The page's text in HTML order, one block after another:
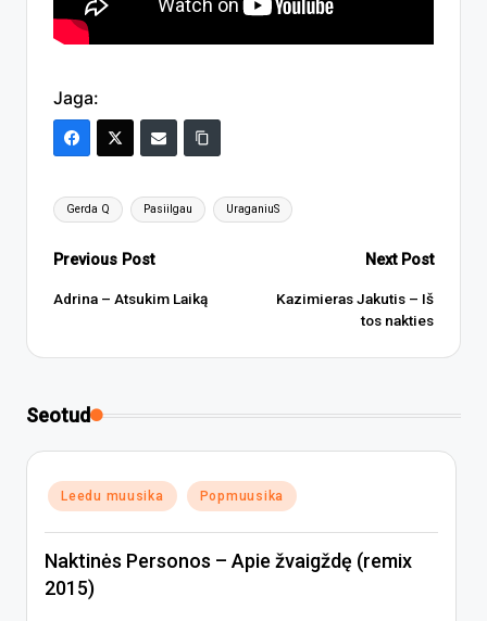
Jaga:
Tags:
Gerda Q Pasiilgau UraganiuS
Post
navigation
Previous Post
Adrina – Atsukim Laiką
Next Post
Kazimieras Jakutis – Iš
tos nakties
Seotud
Posted
in
Leedu muusika Popmuusika
Naktinės Personos – Apie žvaigždę (remix
2015)